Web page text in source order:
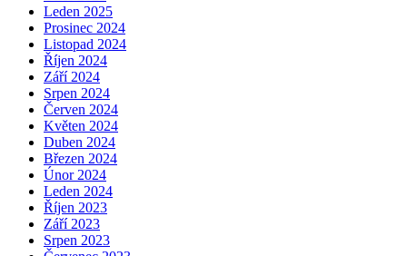
Leden 2025
Prosinec 2024
Listopad 2024
Říjen 2024
Září 2024
Srpen 2024
Červen 2024
Květen 2024
Duben 2024
Březen 2024
Únor 2024
Leden 2024
Říjen 2023
Září 2023
Srpen 2023